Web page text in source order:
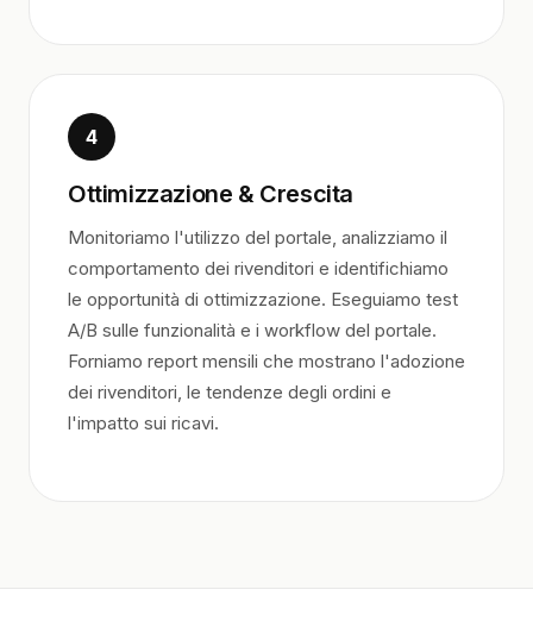
4
Ottimizzazione & Crescita
Monitoriamo l'utilizzo del portale, analizziamo il
comportamento dei rivenditori e identifichiamo
le opportunità di ottimizzazione. Eseguiamo test
A/B sulle funzionalità e i workflow del portale.
Forniamo report mensili che mostrano l'adozione
dei rivenditori, le tendenze degli ordini e
l'impatto sui ricavi.